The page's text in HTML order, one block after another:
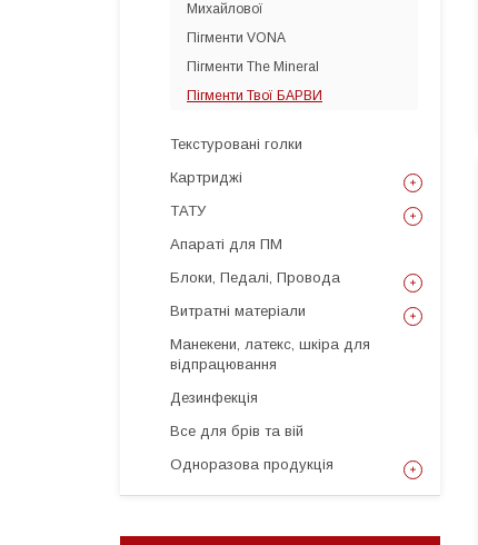
Михайлової
Пігменти VONA
Пігменти The Mineral
Пігменти Твої БАРВИ
Текстуровані голки
Картриджі
ТАТУ
Апараті для ПМ
Блоки, Педалі, Провода
Витратні матеріали
Манекени, латекс, шкіра для
відпрацювання
Дезинфекція
Все для брів та вій
Одноразова продукція